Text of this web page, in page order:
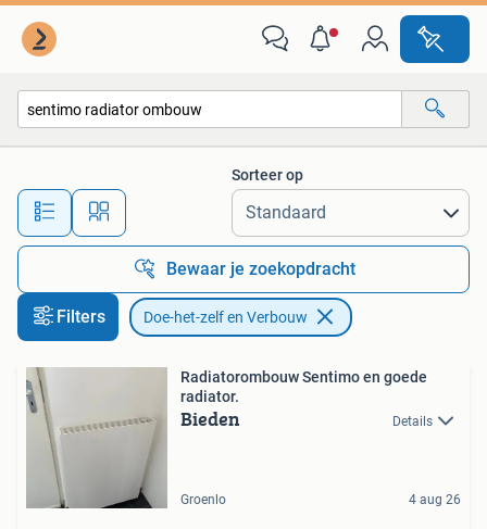
Alle afstanden…
Sorteer op
Bewaar je zoekopdracht
Filters Doe-het-zelf en Verbouw
Radiatorombouw Sentimo en goede
radiator.
Bieden Details
Groenlo 4 aug 26